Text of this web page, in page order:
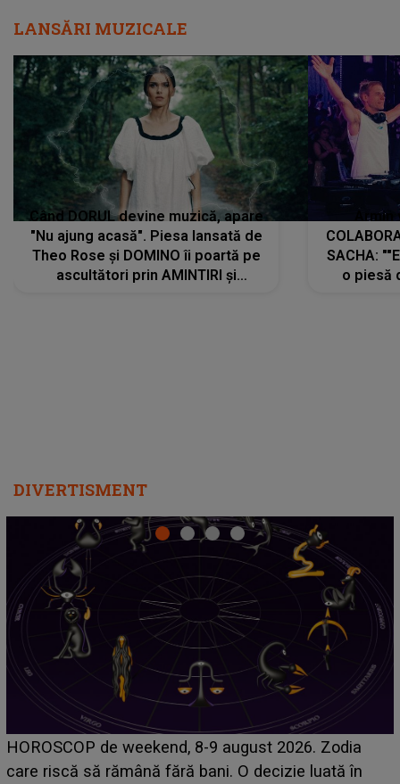
LANSĂRI MUZICALE
Când DORUL devine muzică, apare
"Nu ajung acasă". Piesa lansată de
Theo Rose și DOMINO îi poartă pe
ascultători prin AMINTIRI și
SACHA:
o piesă
DIVERTISMENT
Emanuel a ținut ACEST DETALIU ASCUNS până
acum! În fața Alexandrei, concurentul din Casa Iubirii